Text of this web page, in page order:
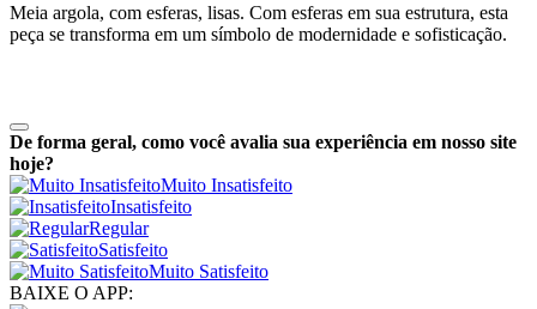
Meia argola, com esferas, lisas. Com esferas em sua estrutura, esta
peça se transforma em um símbolo de modernidade e sofisticação.
De forma geral, como você avalia sua experiência em nosso site
hoje?
Muito Insatisfeito
Insatisfeito
Regular
Satisfeito
Muito Satisfeito
BAIXE O APP: